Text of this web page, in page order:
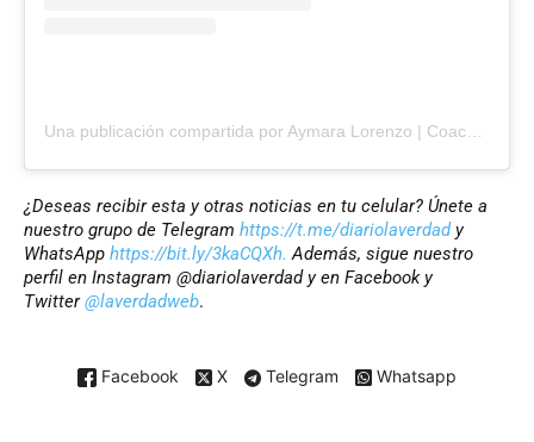
Una publicación compartida por Aymara Lorenzo | Coach de voz (@aymaralorenzo)
¿Deseas recibir esta y otras noticias en tu celular? Únete a
nuestro grupo de Telegram https://t.me/diariolaverdad y
WhatsApp https://bit.ly/3kaCQXh. Además, sigue nuestro
perfil en Instagram @diariolaverdad y en Facebook y
Twitter@laverdadweb.
Facebook X Telegram Whatsapp